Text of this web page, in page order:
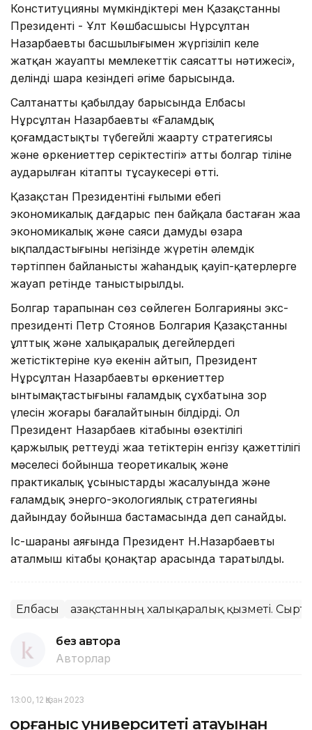
Конституцияның мүмкіндіктері мен Қазақстанның
Президенті - Ұлт Көшбасшысы Нұрсұлтан
Назарбаевтың басшылығымен жүргізіліп келе
жатқан жауапты мемлекеттік саясаттың нәтижесі»,
делінді шара кезіндегі әңгіме барысында.
Салтанатты қабылдау барысында Елбасы
Нұрсұлтан Назарбаевтың «Ғаламдық
қоғамдастықты түбегейлі жаңарту стратегиясы
және өркениеттер серіктестігі» атты болгар тіліне
аударылған кітаптың тұсаукесері өтті.
Қазақстан Президентінің ғылыми еңбегі
экономикалық дағдарыс пен байқала бастаған жаңа
экономикалық және саяси дамудың өзара
ықпалдастығының негізінде жүретін әлемдік
тәртіппен байланысты жаһандық қауіп-қатерлерге
жауап ретінде таныстырылды.
Болгар тарапынан сөз сөйлеген Болгарияның экс-
президенті Петр Стоянов Болгария Қазақстанның
ұлттық және халықаралық деңгейлердегі
жетістіктеріне куә екенін айтып, Президент
Нұрсұлтан Назарбаевтың өркениеттер
ынтымақтастығының ғаламдық сұхбатына зор
үлесін жоғары бағалайтынын білдірді. Ол
Президент Назарбаев кітабының өзектілігі
қаржылық реттеудің жаңа тетіктерін енгізу қажеттілігі
мәселесі бойынша теоретикалық және
практикалық ұсыныстардың жасалуында және
ғаламдық энерго-экологиялық стратегияны
дайындау бойынша бастамасында деп санайды.
Іс-шараның аяғында Президент Н.Назарбаевтың
аталмыш кітабы қонақтар арасында таратылды.
Елбасы Қазақстанның халықаралық қызметі.
без автора
Авторлар
13:00, 12 Қазан 2023
Қорғаныс университеті атауынан